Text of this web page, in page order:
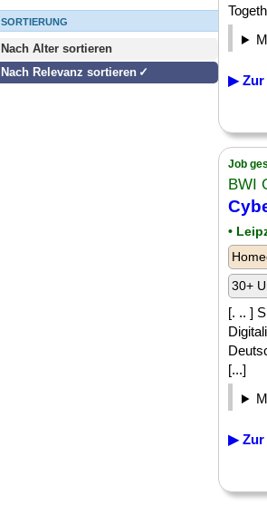
SORTIERUNG
Nach Alter sortieren
Nach Relevanz sortieren
▶ Zur
Job
BWI
•
30+
[. .. ]
[...]
▶ Zur